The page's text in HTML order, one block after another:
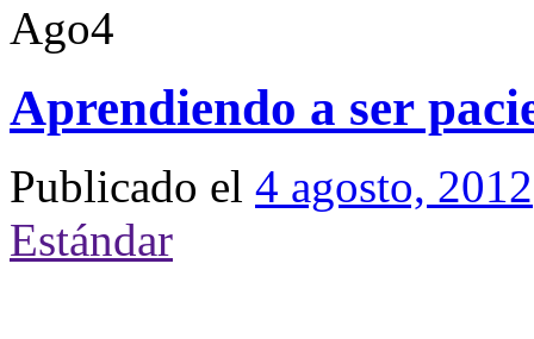
Ago4
Aprendiendo a ser
Publicado el 4 agosto, 2012
Estándar